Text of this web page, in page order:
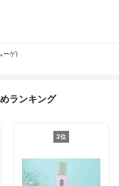
ーゲ)
ランキング
2位